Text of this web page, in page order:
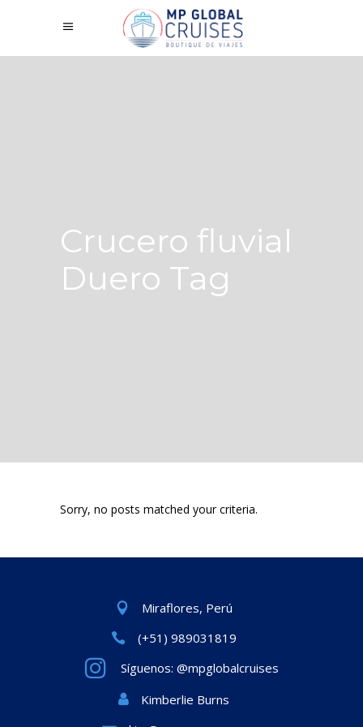
Crucero fluvial
Duero Tag
Sorry, no posts matched your criteria.
Miraflores, Perú
(+51) 989031819
Síguenos: @mpglobalcruises
Kimberlie Burns